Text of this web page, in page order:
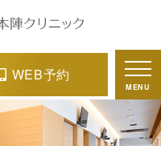
WEB予約
MENU